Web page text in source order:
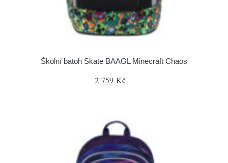
Školní batoh Skate BAAGL Minecraft Chaos
2 759 Kč